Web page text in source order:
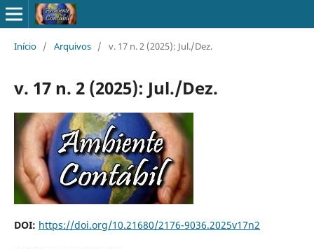
Início / Arquivos / v. 17 n. 2 (2025): Jul./Dez.
v. 17 n. 2 (2025): Jul./Dez.
DOI: https://doi.org/10.21680/2176-9036.2025v17n2